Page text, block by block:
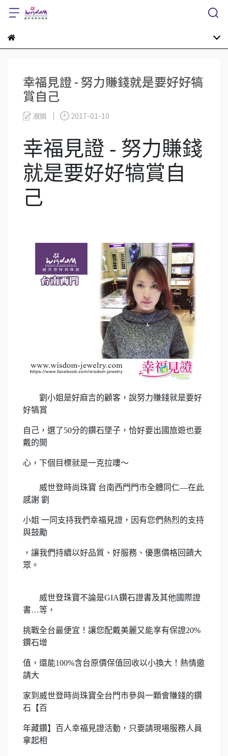
幸福見證 - 努力賺錢就是要好好犒
賞自己
淑娟 2017-01-10
幸福見證 - 努力賺錢
就是要好好犒賞自
己
劉小姐是好麻吉的顧客，說努力賺錢就是要好
好犒賞
自己， 選了50分的鑽石墜子，恰好要出國旅遊也要
戴的開
心，下個目標就是一克拉嘍～
威世登時尚珠寶 台南西門門市全體同仁—在此
感謝 劉
小姐 一同支持我們幸福見證，因有您們熱烈的支持
與鼓勵
，讓我們持續以好品質、好服務、優惠價格回饋大
眾。
威世登珠寶不論是GIA鑽石證書及其他國際證
書…等，
挑戰全台最便宜！讓您配戴美麗又能享有保證20%
鑽石增
值 ，還能100%含台原價保值回收以小換大！熱情邀
請大
家到威世登時尚珠寶全台門市參與一顆會賺錢的鑽
石【百
年藏鑽】百人幸福見證活動，只要請現場服務人員
拿起相